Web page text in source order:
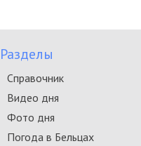
Разделы
Справочник
Видео дня
Фото дня
Погода в Бельцах